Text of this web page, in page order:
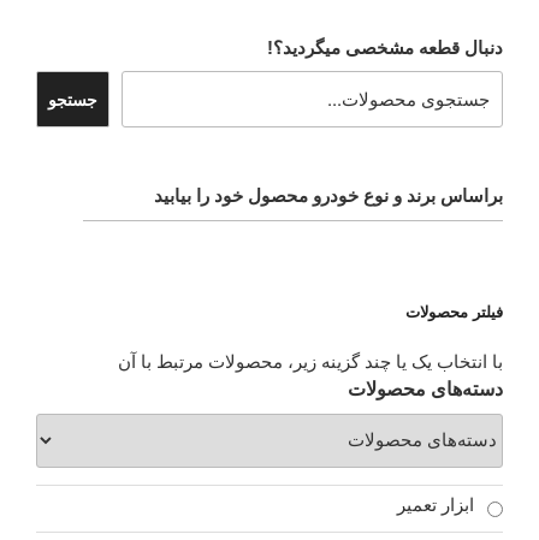
دنبال قطعه مشخصی میگردید؟!
جستجو
براساس برند و نوع خودرو محصول خود را بیابید
فیلتر محصولات
با انتخاب یک یا چند گزینه زیر، محصولات مرتبط با آن
دسته‌های محصولات
ابزار تعمیر